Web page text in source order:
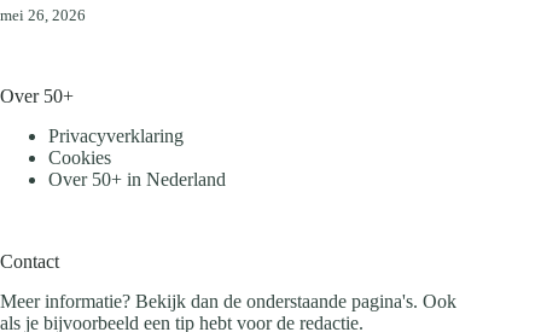
mei 26, 2026
Over 50+
Privacyverklaring
Cookies
Over 50+ in Nederland
Contact
Meer informatie? Bekijk dan de onderstaande pagina's. Ook
als je bijvoorbeeld een tip hebt voor de redactie.